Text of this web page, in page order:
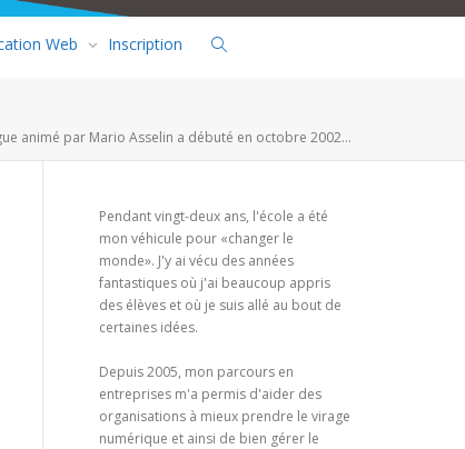
Web Inscription
animé par Mario Asselin a débuté en octobre 2002...
Pendant vingt-deux ans, l'école a été
mon véhicule pour «changer le
monde». J'y ai vécu des années
fantastiques où j'ai beaucoup appris
des élèves et où je suis allé au bout de
certaines idées.
Depuis 2005, mon parcours en
entreprises m'a permis d'aider des
organisations à mieux prendre le virage
numérique et ainsi de bien gérer le